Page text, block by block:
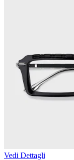
Vedi Dettagli